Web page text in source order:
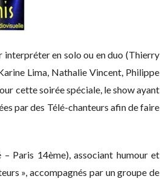
interpréter en solo ou en duo (Thierry
Lima, Nathalie Vincent, Philippe
cette soirée spéciale, le show ayant
par des Télé-chanteurs afin de faire
Paris 14ème), associant humour et
», accompagnés par un groupe de